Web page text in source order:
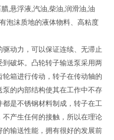
,悬浮液,汽油,柴油,润滑油,油
泡沫质地的液体物料、高粘度
动力，可以保证连续、无滞止
破坏。凸轮转子输送泵采用两
箱进行传动，转子在传动轴的
的内部结构使其在工作中不存
是不锈钢材料制成，转子在工
产生任何的接触，所以在理论
的输送性能，拥有很好的发展前